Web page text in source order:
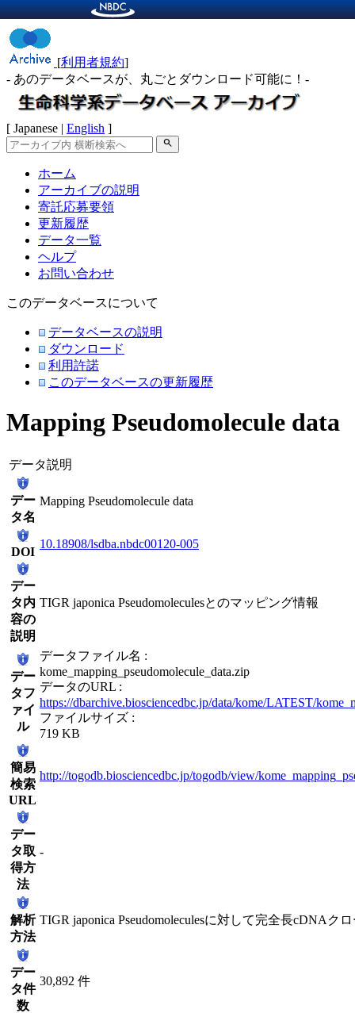
[利用者規約]
- あのデータベースが、丸ごとダウンロード可能に！-
[ Japanese | English ]
search
ホーム
アーカイブの説明
寄託応募要領
更新履歴
データ一覧
ヘルプ
お問い合わせ
このデータベースについて
データベースの説明
ダウンロード
利用許諾
このデータベースの更新履歴
Mapping Pseudomolecule data
データ説明
デー
タ名
Mapping Pseudomolecule data
DOI
10.18908/lsdba.nbdc00120-005
デー
タ内
容の
説明
TIGR japonica Pseudomoleculesとのマッピング情報
デー
タフ
ァイ
ル
データファイル名 :
kome_mapping_pseudomolecule_data.zip
データのURL :
https://dbarchive.biosciencedbc.jp/data/kome/LATEST/
ファイルサイズ :
719 KB
簡易
検索
URL
http://togodb.biosciencedbc.jp/togodb/view/
デー
タ取
得方
法
-
解析
方法
TIGR japonica Pseudomoleculesに対して完全長cDNAク
デー
タ件
数
30,892 件